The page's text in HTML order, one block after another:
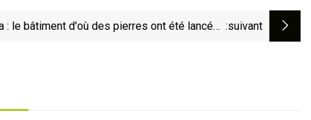
: le bâtiment d'où des pierres ont été lancées :suivant